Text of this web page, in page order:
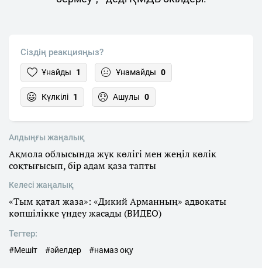
Сіздің реакцияңыз?
Ұнайды 1 Ұнамайды 0
Күлкілі 1 Ашулы 0
Алдыңғы жаңалық
Ақмола облысында жүк көлігі мен жеңіл көлік
соқтығысып, бір адам қаза тапты
Келесі жаңалық
«Тым қатал жаза»: «Дикий Арманның» адвокаты
көпшілікке үндеу жасады (ВИДЕО)
Тегтер:
#Мешіт #әйелдер #намаз оқу